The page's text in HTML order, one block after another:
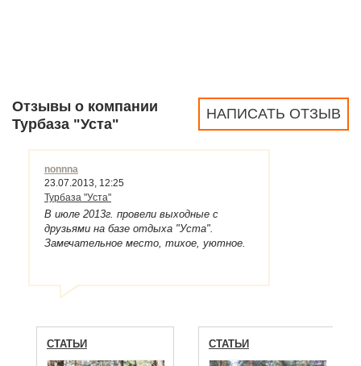
НАПИСАТЬ ОТЗЫВ
Отзывы о компании
Турбаза "Уста"
nonnna
23.07.2013, 12:25
Турбаза "Уста"
В июле 2013г. провели выходные с
друзьями на базе отдыха "Уста".
Замечательное место, тихое, уютное.
постоянно в поле зрения) , но есть все
необходимое: игровые площадки, баня,
Природа великолепная: сосновый лес,
пруд, на котором можно покататься на
лодке, на реке чистейший песочный
СТАТЬИ СТАТЬИ